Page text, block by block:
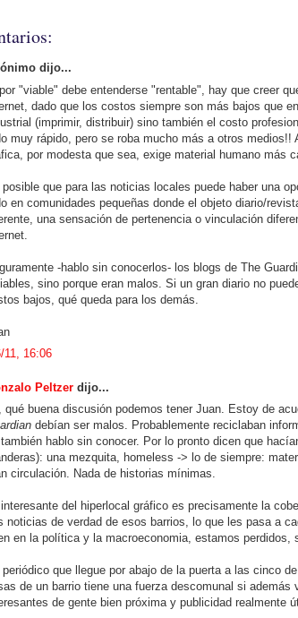
dijo...
"viable" debe entenderse "rentable", hay que creer
dado que los costos siempre son más bajos que
(imprimir, distribuir) sino también el costo
muy rápido, pero se roba mucho más a otros medios!!
por modesta que sea, exige material humano más
posible que para las noticias locales puede haber una
en comunidades pequeñas donde el objeto diario/
una sensación de pertenencia o vinculación
-hablo sin conocerlos- los blogs de The
sino porque eran malos. Si un gran diario no
bajos, qué queda para los demás.
11, 16:06
Peltzer dijo...
qué buena discusión podemos tener Juan. Estoy de
debían ser malos. Probablemente reciclaban
hablo sin conocer. Por lo pronto dicen que
una mezquita, homeless -> lo de siempre:
circulación. Nada de historias mínimas.
interesante del hiperlocal gráfico es precisamente la
noticias de verdad de esos barrios, lo que les pasa a
en la política y la macroeconomia, estamos perdidos,
periódico que llegue por abajo de la puerta a las cinco
de un barrio tiene una fuerza descomunal si además
de gente bien próxima y publicidad realmente